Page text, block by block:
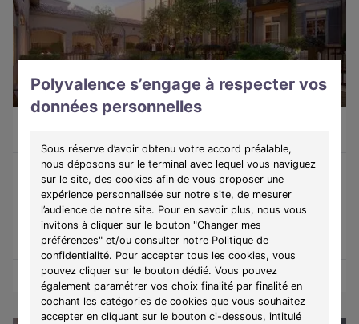
Polyvalence s’engage à respecter vos
données personnelles
Sous réserve d’avoir obtenu votre accord préalable,
nous déposons sur le terminal avec lequel vous naviguez
sur le site, des cookies afin de vous proposer une
expérience personnalisée sur notre site, de mesurer
l’audience de notre site. Pour en savoir plus, nous vous
invitons à cliquer sur le bouton "Changer mes
préférences" et/ou consulter notre Politique de
confidentialité. Pour accepter tous les cookies, vous
pouvez cliquer sur le bouton dédié. Vous pouvez
également paramétrer vos choix finalité par finalité en
cochant les catégories de cookies que vous souhaitez
accepter en cliquant sur le bouton ci-dessous, intitulé
LIBRE
Programme :La Cour Des Arts
Découvrez une résidence de caractère au cœur de Bourg-en-
Bresse, alliant charme, confort et qualité de vie.
Obtenir le plan Voir l'appartement